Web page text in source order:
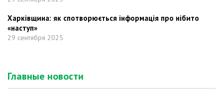
Харківщина: як спотворюється інформація про нібито
«наступ»
29 сентября 2025
Главные новости